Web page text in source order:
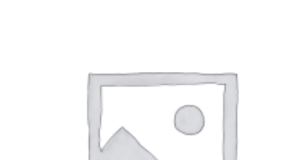
Rp 200000